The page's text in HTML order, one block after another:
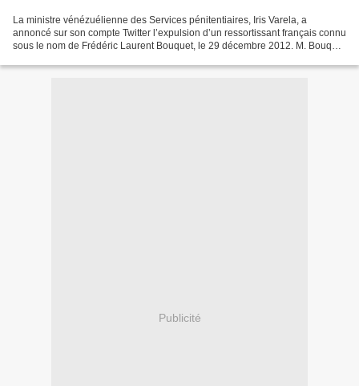
La ministre vénézuélienne des Services pénitentiaires, Iris Varela, a
annoncé sur son compte Twitter l’expulsion d’un ressortissant français connu
sous le nom de Frédéric Laurent Bouquet, le 29 décembre 2012. M. Bouquet
Publicité